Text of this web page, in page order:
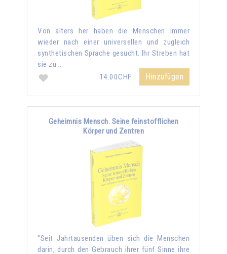
Von alters her haben die Menschen immer
wieder nach einer universellen und zugleich
synthetischen Sprache gesucht. Ihr Streben hat
sie zu …
14.00CHF
Hinzufügen
Geheimnis Mensch. Seine feinstofflichen
Körper und Zentren
"Seit Jahrtausenden üben sich die Menschen
darin, durch den Gebrauch ihrer fünf Sinne ihre